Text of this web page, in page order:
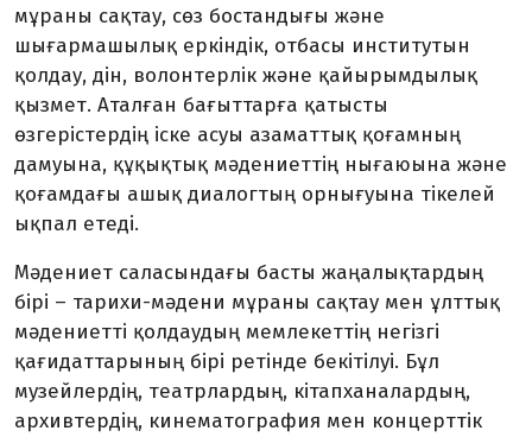
мұраны сақтау, сөз бостандығы және
шығармашылық еркіндік, отбасы институтын
қолдау, дін, волонтерлік және қайырымдылық
қызмет. Аталған бағыттарға қатысты
өзгерістердің іске асуы азаматтық қоғамның
дамуына, құқықтық мәдениеттің нығаюына және
қоғамдағы ашық диалогтың орнығуына тікелей
ықпал етеді.
Мәдениет саласындағы басты жаңалықтардың
бірі – тарихи-мәдени мұраны сақтау мен ұлттық
мәдениетті қолдаудың мемлекеттің негізгі
қағидаттарының бірі ретінде бекітілуі. Бұл
музейлердің, театрлардың, кітапханалардың,
архивтердің, кинематография мен концерттік